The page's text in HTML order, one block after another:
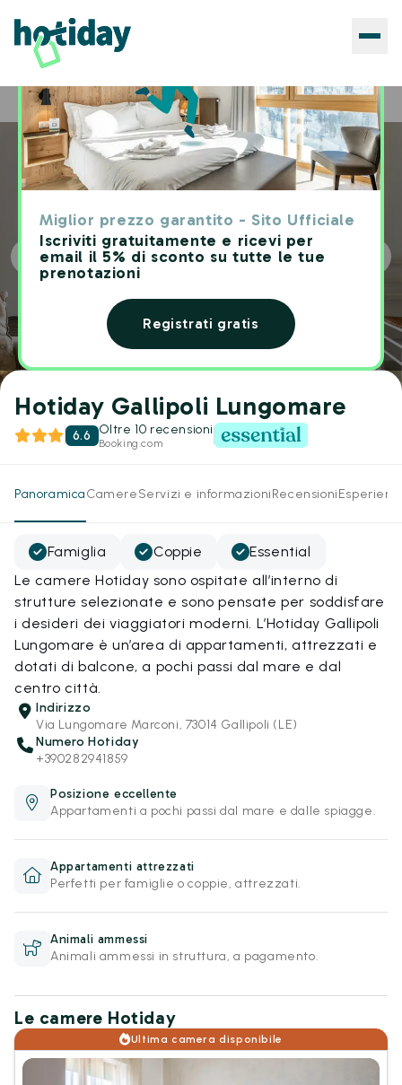
Miglior prezzo garantito - Sito Ufficiale
Iscriviti gratuitamente e ricevi per
email il 5% di sconto su tutte le tue
prenotazioni
Registrati gratis
Home Hotels Hotiday Gallipoli Lungomare
Hotiday Gallipoli Lungomare
6.6 Oltre 10 recensioni
Booking.com
PanoramicaCamereServizi e informazioniRecensioni
Famiglia Coppie
Essential
Le camere Hotiday sono ospitate all’interno di
strutture selezionate e sono pensate per soddisfare
i desideri dei viaggiatori moderni. L’Hotiday Gallipoli
Lungomare è un’area di appartamenti, attrezzati e
dotati di balcone, a pochi passi dal mare e dal
centro città.
Indirizzo
Via Lungomare Marconi, 73014 Gallipoli (LE)
Numero Hotiday
+390282941859
Posizione eccellente
Appartamenti a pochi passi dal mare e dalle spiagge.
Appartamenti attrezzati
Perfetti per famiglie o coppie, attrezzati.
Animali ammessi
Animali ammessi in struttura, a pagamento.
Le camere Hotiday
Ultima camera disponibile